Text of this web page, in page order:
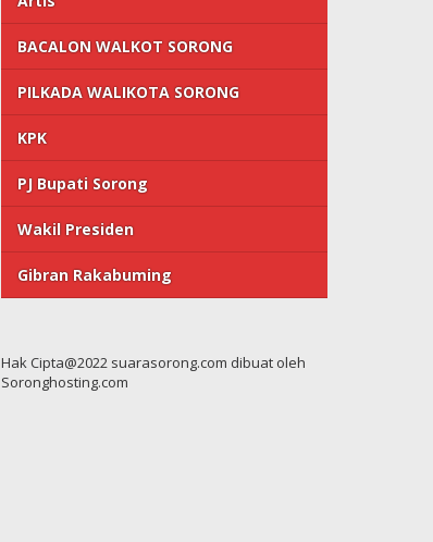
BACALON WALKOT SORONG
PILKADA WALIKOTA SORONG
KPK
PJ Bupati Sorong
Wakil Presiden
Gibran Rakabuming
Hak Cipta@2022 suarasorong.com dibuat oleh
Soronghosting.com